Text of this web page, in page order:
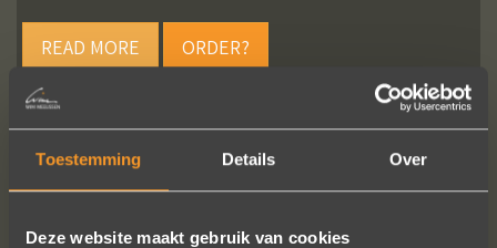
Toestemming Details Over
Deze website maakt gebruik van cookies
READ MORE ORDER?